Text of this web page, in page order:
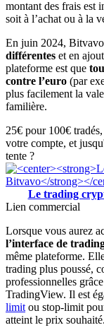
montant des frais est
soit à l’achat ou à la
En juin 2024,
différentes et en
plateforme est que
contre l’euro (par
plus facilement la
familière.
25€ pour 100€
votre compte, et
tente ?
Le trading
Lien commercial
Lorsque vous aurez
l’interface de
même plateforme.
trading plus poussé,
professionnelles
TradingView. Il est
limit ou stop-limit
atteint le prix souhaité.